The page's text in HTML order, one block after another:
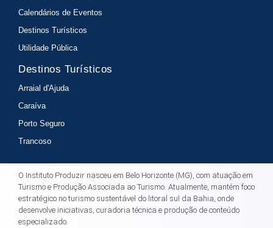
Calendários de Eventos
Destinos Turísticos
Utilidade Pública
Destinos Turísticos
Arraial d'Ajuda
Caraíva
Porto Seguro
Trancoso
O Instituto Produzir nasceu em Belo Horizonte (MG), com atuação em
Turismo e Produção Associada ao Turismo. Atualmente, mantém foco
estratégico no turismo sustentável do litoral sul da Bahia, onde
desenvolve iniciativas, curadoria técnica e produção de conteúdo
especializado.